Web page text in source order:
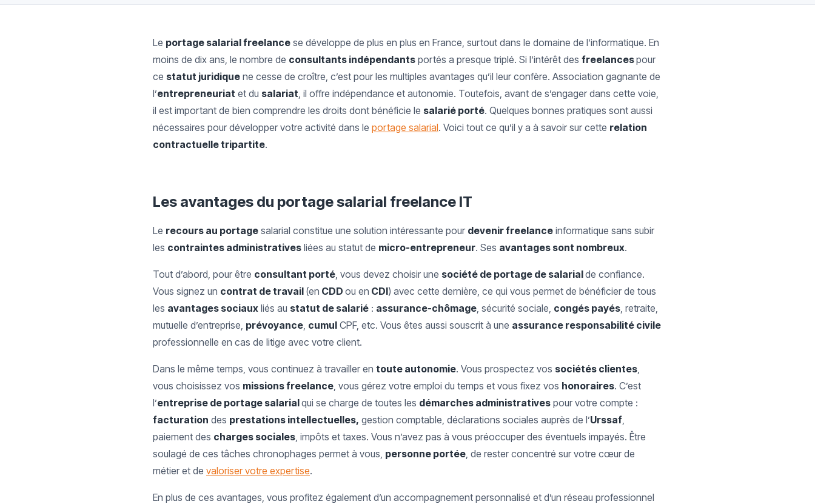
Le portage salarial freelance se développe de plus en plus en France, surtout dans le domaine de l’informatique. En
moins de dix ans, le nombre de consultants indépendants portés a presque triplé. Si l’intérêt des freelancespour
ce statut juridique ne cesse de croître, c’est pour les multiples avantages qu’il leur confère. Association gagnante de
l’entrepreneuriat et du salariat, il offre indépendance et autonomie. Toutefois, avant de s’engager dans cette voie,
il est important de bien comprendre les droits dont bénéficie le salarié porté. Quelques bonnes pratiques sont aussi
nécessaires pour développer votre activité dans le portage salarial. Voici tout ce qu’il y a à savoir sur cette relation
contractuelle tripartite.
Les avantages du portage salarial freelance IT
Le recours au portage salarial constitue une solution intéressante pour devenir freelance informatique sans subir
les contraintes administratives liées au statut de micro-entrepreneur. Ses avantages sont nombreux.
Tout d’abord, pour être consultant porté, vous devez choisir une société de portage de salarialde confiance.
Vous signez un contrat de travail (en CDD ou en CDI) avec cette dernière, ce qui vous permet de bénéficier de tous
les avantages sociaux liés au statut de salarié : assurance-chômage, sécurité sociale, congés payés, retraite,
mutuelle d’entreprise, prévoyance, cumul CPF, etc. Vous êtes aussi souscrit à une assurance responsabilité civile
professionnelle en cas de litige avec votre client.
Dans le même temps, vous continuez à travailler en toute autonomie. Vous prospectez vos sociétés clientes,
vous choisissez vos missions freelance, vous gérez votre emploi du temps et vous fixez vos honoraires. C’est
l’entreprise de portage salarialqui se charge de toutes les démarches administratives pour votre compte :
facturation des prestations intellectuelles, gestion comptable, déclarations sociales auprès de l’Urssaf,
paiement des charges sociales, impôts et taxes. Vous n’avez pas à vous préoccuper des éventuels impayés. Être
soulagé de ces tâches chronophages permet à vous, personne portée, de rester concentré sur votre cœur de
métier et de valoriser votre expertise.
En plus de ces avantages, vous profitez également d’un accompagnement personnalisé et d’un réseau professionnel